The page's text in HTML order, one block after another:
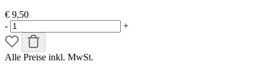
€ 9,50
-
+
Alle Preise inkl. MwSt.